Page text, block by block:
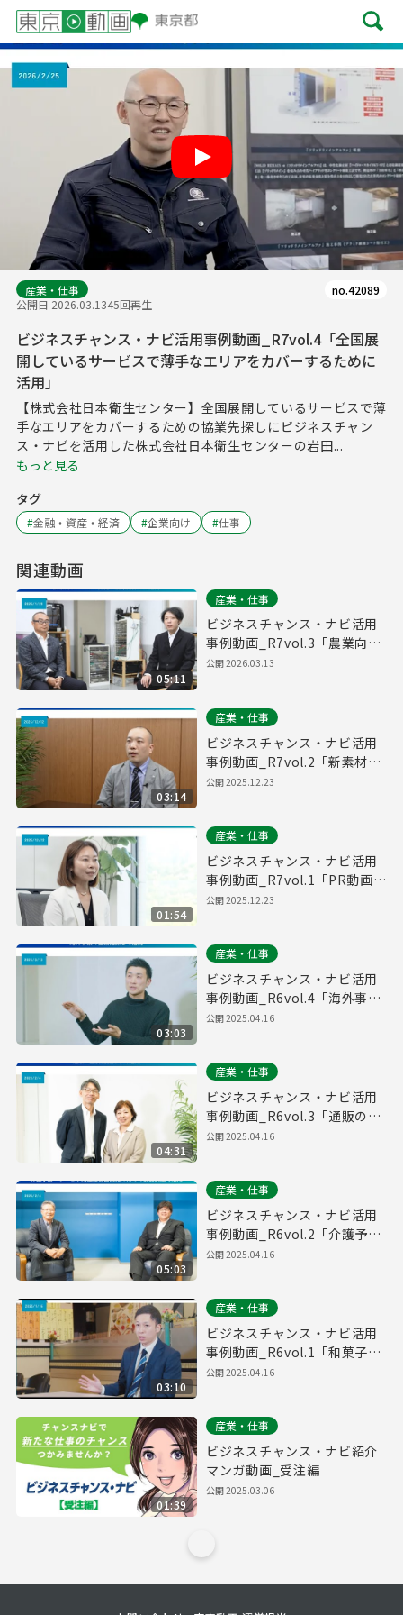
産業・仕事
公開日 2026.03.1345回再生
no.42089
ビジネスチャンス・ナビ活用事例動画_R7vol.4「全国展
開しているサービスで薄手なエリアをカバーするために
活用」
【株式会社日本衛生センター】全国展開しているサービスで薄
手なエリアをカバーするための協業先探しにビジネスチャン
ス・ナビを活用した株式会社日本衛生センターの岩田...
もっと見る
タグ
#金融・資産・経済 #企業向け #仕事
関連動画
05:11
産業・仕事
ビジネスチャンス・ナビ活用
事例動画_R7vol.3「農業向け
システム開発の協業先を探す
公開2026.03.13
03:14
産業・仕事
ビジネスチャンス・ナビ活用
事例動画_R7vol.2「新素材開
発の協業先探しで活用」
公開2025.12.23
01:54
産業・仕事
ビジネスチャンス・ナビ活用
事例動画_R7vol.1「PR動画制
作先探しで活用」
公開2025.12.23
03:03
産業・仕事
ビジネスチャンス・ナビ活用
事例動画_R6vol.4「海外事業
の協業先探しで活用」
公開2025.04.16
04:31
産業・仕事
ビジネスチャンス・ナビ活用
事例動画_R6vol.3「通販の主
要商品探しで活用」
公開2025.04.16
05:03
産業・仕事
ビジネスチャンス・ナビ活用
事例動画_R6vol.2「介護予
防・リハビリ用運動機器開発
公開2025.04.16
03:10
産業・仕事
ビジネスチャンス・ナビ活用
事例動画_R6vol.1「和菓子屋
が資材調達探しに活用」
公開2025.04.16
01:39
産業・仕事
ビジネスチャンス・ナビ紹介
マンガ動画_受注編
公開2025.03.06